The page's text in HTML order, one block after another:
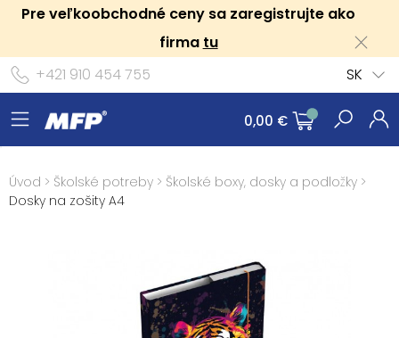
Pre veľkoobchodné ceny sa zaregistrujte ako
firma tu
+421 910 454 755
SK
0,00 €
Úvod > Školské potreby > Školské boxy, dosky a podložky >
Dosky na zošity A4